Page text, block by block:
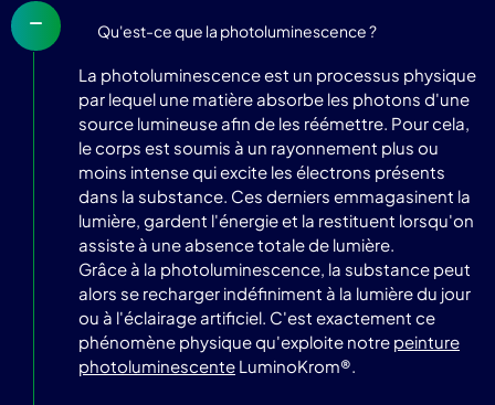
Qu'est-ce que la photoluminescence ?
La photoluminescence est un processus physique
par lequel une matière absorbe les photons d'une
source lumineuse afin de les réémettre. Pour cela,
le corps est soumis à un rayonnement plus ou
moins intense qui excite les électrons présents
dans la substance. Ces derniers emmagasinent la
lumière, gardent l'énergie et la restituent lorsqu'on
assiste à une absence totale de lumière.
Grâce à la photoluminescence, la substance peut
alors se recharger indéfiniment à la lumière du jour
ou à l'éclairage artificiel. C'est exactement ce
phénomène physique qu'exploite notre peinture
photoluminescente LuminoKrom®.